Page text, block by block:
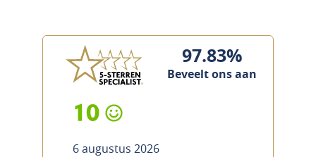
97.83%
Beveelt ons aan
10
6 augustus 2026